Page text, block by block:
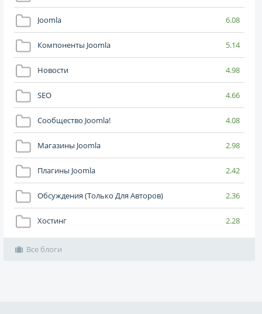
Joomla 6.08
Компоненты Joomla 5.14
Новости 4.98
SEO 4.66
Сообщество Joomla! 4.08
Магазины Joomla 2.98
Плагины Joomla 2.42
Обсуждения (только Для Авторов) 2.36
Хостинг 2.28
Все блоги